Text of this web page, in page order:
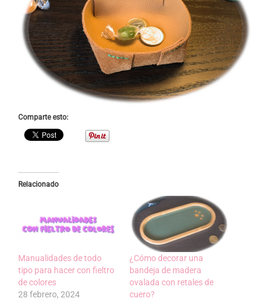
Comparte esto:
Relacionado
Manualidades de todo
tipo para hacer con fieltro
de colores
28 febrero, 2024
¿Cómo decorar una
bandeja de madera
ovalada con retales de
cuero?